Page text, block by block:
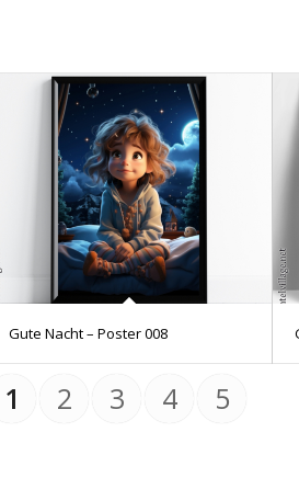
Gute Nacht – Poster 008
1 2 3 4 5